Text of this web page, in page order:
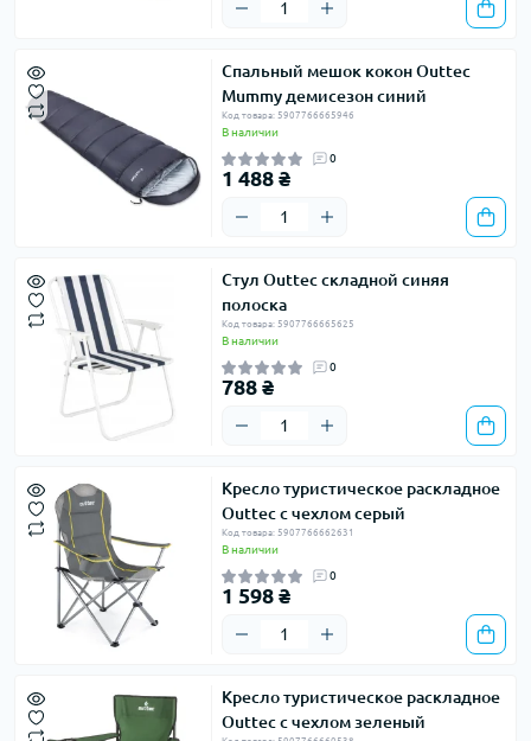
Спальный мешок кокон Outtec
Mummy демисезон синий
Код товара: 5907766665946
В наличии
0
1 488 ₴
Стул Outtec складной синяя
полоска
Код товара: 5907766665625
В наличии
0
788 ₴
Кресло туристическое раскладное
Outtec с чехлом серый
Код товара: 5907766662631
В наличии
0
1 598 ₴
Кресло туристическое раскладное
Outtec с чехлом зеленый